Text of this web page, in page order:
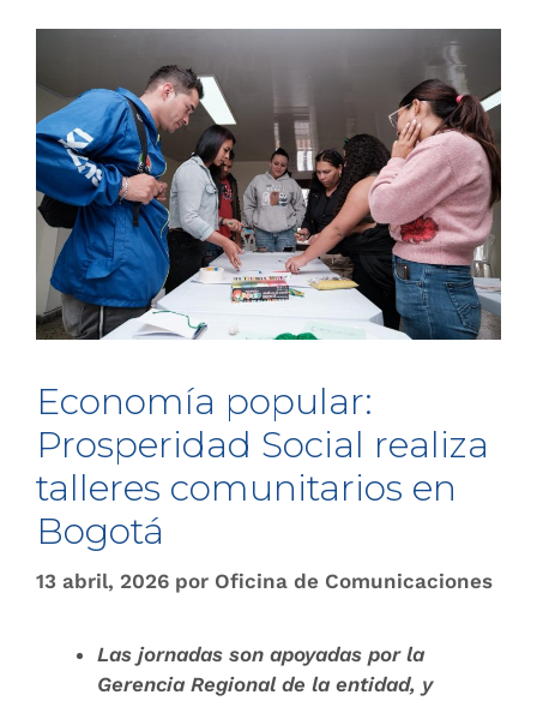
Economía popular:
Prosperidad Social realiza
talleres comunitarios en
Bogotá
13 abril, 2026 por Oficina de Comunicaciones
Las jornadas son apoyadas por la
Gerencia Regional de la entidad, y